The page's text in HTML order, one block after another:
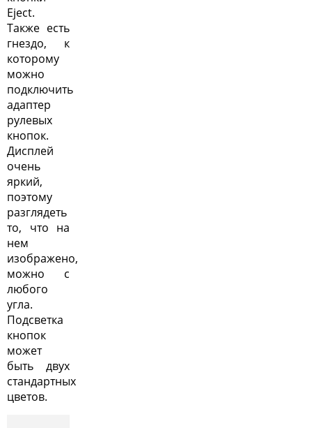
Eject.
Также есть
гнездо, к
которому
можно
подключить
адаптер
рулевых
кнопок.
Дисплей
очень
яркий,
поэтому
разглядеть
то, что на
нем
изображено,
можно с
любого
угла.
Подсветка
кнопок
может
быть двух
стандартных
цветов.